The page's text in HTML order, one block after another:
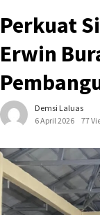
Perkuat
Erwin
Demsi Laluas
6 April 2026
77